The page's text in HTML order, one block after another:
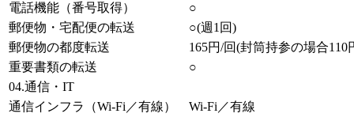
電話機能（番号取得）
○
郵便物・宅配便の転送
○(週1回)
郵便物の都度転送
165円/回(封筒持参の場合110
重要書類の転送
○
04.通信・IT
通信インフラ（Wi-Fi／有線）
Wi-Fi／有線